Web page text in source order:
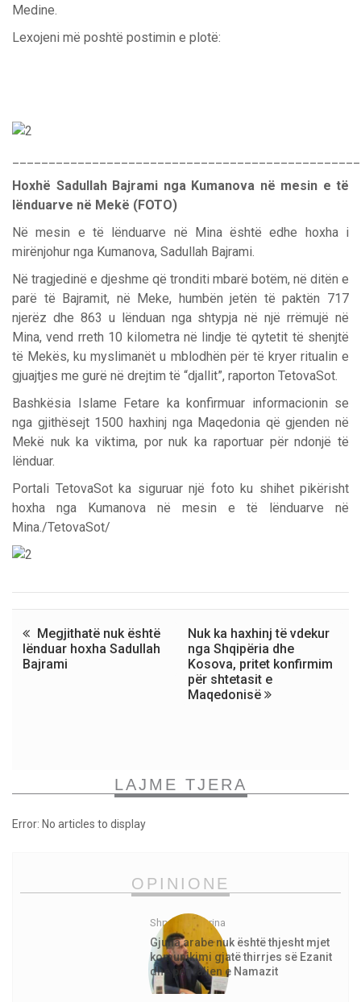
Medine.
Lexojeni më poshtë postimin e plotë:
Hoxhë Sadullah Bajrami nga Kumanova në mesin e të
lënduarve në Mekë (FOTO)
Në mesin e të lënduarve në Mina është edhe hoxha i
mirënjohur nga Kumanova, Sadullah Bajrami.
Në tragjedinë e djeshme që tronditi mbarë botëm, në ditën e
parë të Bajramit, në Meke, humbën jetën të paktën 717
njerëz dhe 863 u lënduan nga shtypja në një rrëmujë në
Mina, vend rreth 10 kilometra në lindje të qytetit të shenjtë
të Mekës, ku myslimanët u mblodhën për të kryer ritualin e
gjuajtjes me gurë në drejtim të “djallit”, raporton TetovaSot.
Bashkësia Islame Fetare ka konfirmuar informacionin se
nga gjithësejt 1500 haxhinj nga Maqedonia që gjenden në
Mekë nuk ka viktima, por nuk ka raportuar për ndonjë të
lënduar.
Portali TetovaSot ka siguruar një foto ku shihet pikërisht
hoxha nga Kumanova në mesin e të lënduarve në
Mina./TetovaSot/
Megjithatë nuk është
lënduar hoxha Sadullah
Bajrami
Nuk ka haxhinj të vdekur
nga Shqipëria dhe
Kosova, pritet konfirmim
për shtetasit e
Maqedonisë
LAJME TJERA
Error: No articles to display
OPINIONE
Shpejtim Morina
Gjuha arabe nuk është thjesht mjet
komunikimi gjatë thirrjes së Ezanit
dhe për faljen e Namazit